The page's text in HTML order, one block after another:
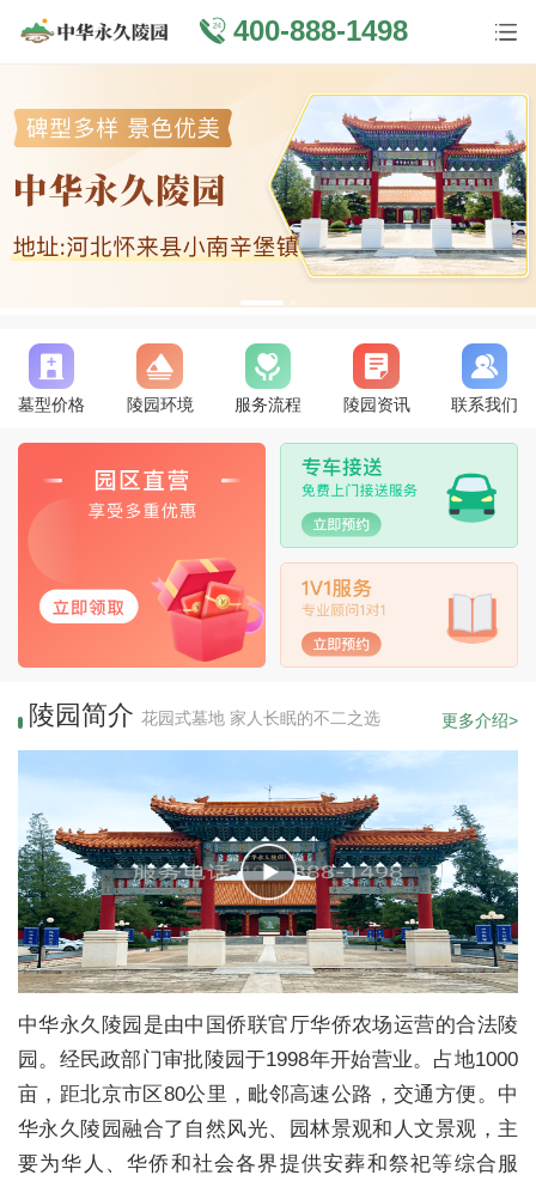
400-888-1498
墓型价格 陵园环境 服务流程 陵园资讯 联系我们
陵园简介 花园式墓地 家人长眠的不二之选 更多介绍>
中华永久陵园是由中国侨联官厅华侨农场运营的合法陵
园。经民政部门审批陵园于1998年开始营业。占地1000
亩，距北京市区80公里，毗邻高速公路，交通方便。中
华永久陵园融合了自然风光、园林景观和人文景观，主
要为华人、华侨和社会各界提供安葬和祭祀等综合服